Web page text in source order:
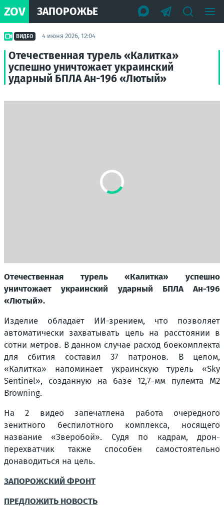
ZOV ЗАПОРОЖЬЕ
ВИДЕО 4 июня 2026, 12:04
Отечественная турель «Калитка»
успешно уничтожает украинский
ударный БПЛА Ан-196 «Лютый»
Отечественная турель «Калитка» успешно
уничтожает украинский ударный БПЛА Ан-196
«Лютый».
Изделие обладает ИИ-зрением, что позволяет
автоматически захватывать цель на расстоянии в
сотни метров. В данном случае расход боекомплекта
для сбития составил 37 патронов. В целом,
«Калитка» напоминает украинскую турель «Sky
Sentinel», созданную на базе 12,7-мм пулемта M2
Browning.
На 2 видео запечатлена работа очередного
зенитного беспилотного комплекса, носящего
название «Зверобой». Судя по кадрам, дрон-
перехватчик также способен самостоятельно
донаводиться на цель.
ЗАПОРОЖСКИЙ ФРОНТ
ПРЕДЛОЖИТЬ НОВОСТЬ